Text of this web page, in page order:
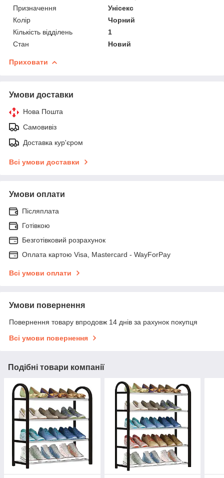
Призначення
Унісекс
Колір
Чорний
Кількість відділень
1
Стан
Новий
Приховати
Умови доставки
Нова Пошта
Самовивіз
Доставка кур'єром
Всі умови доставки
Умови оплати
Післяплата
Готівкою
Безготівковий розрахунок
Оплата картою Visa, Mastercard - WayForPay
Всі умови оплати
Умови повернення
Повернення товару впродовж 14 днів за рахунок покупця
Всі умови повернення
Подібні товари компанії